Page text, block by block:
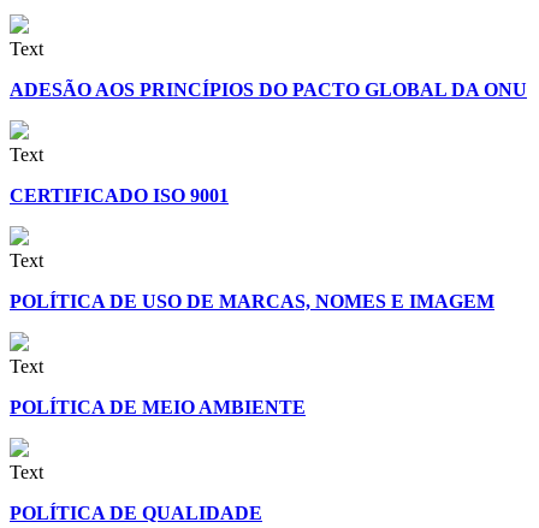
Text
ADESÃO AOS PRINCÍPIOS DO PACTO GLOBAL DA ONU
Text
CERTIFICADO ISO 9001
Text
POLÍTICA DE USO DE MARCAS, NOMES E IMAGEM
Text
POLÍTICA DE MEIO AMBIENTE
Text
POLÍTICA DE QUALIDADE